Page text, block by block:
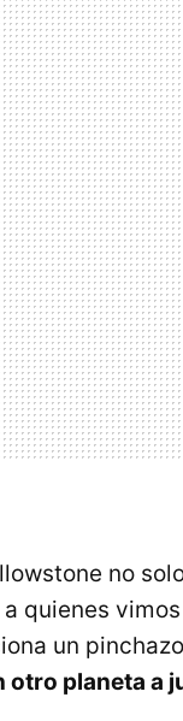
no
quienes
un
otro planeta a